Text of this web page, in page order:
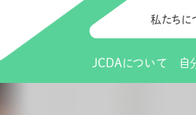
私たちに
JCDAについて 自